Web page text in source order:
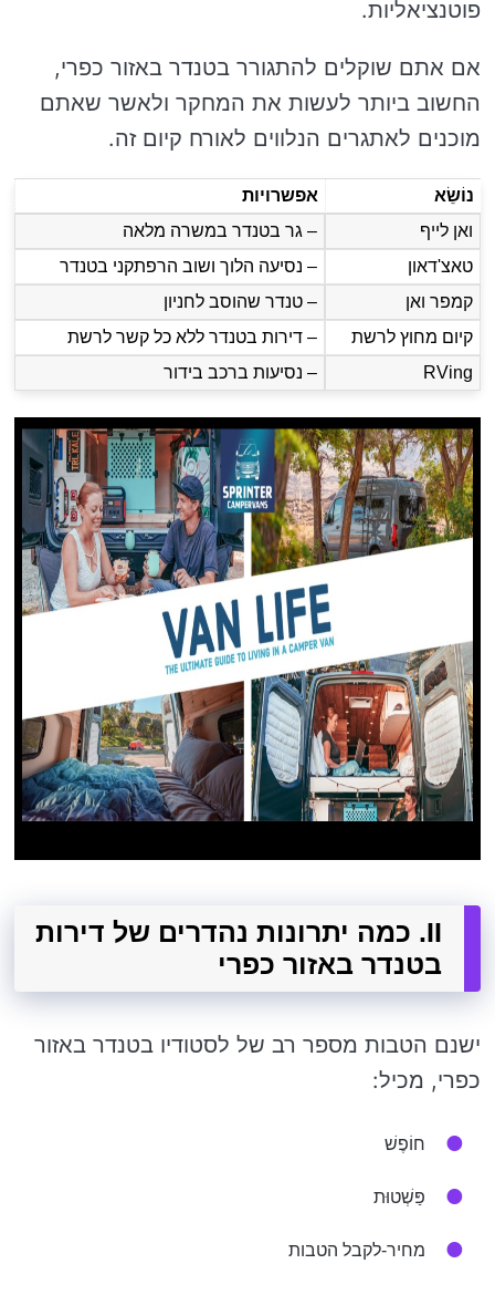
פוטנציאליות.
אם אתם שוקלים להתגורר בטנדר באזור כפרי,
החשוב ביותר לעשות את המחקר ולאשר שאתם
מוכנים לאתגרים הנלווים לאורח קיום זה.
נוֹשֵׂא
אפשרויות
ואן לייף
– גר בטנדר במשרה מלאה
טאצ'דאון
– נסיעה הלוך ושוב הרפתקני בטנדר
קמפר ואן
– טנדר שהוסב לחניון
קיום מחוץ לרשת
– דירות בטנדר ללא כל קשר לרשת
RVing
– נסיעות ברכב בידור
II. כמה יתרונות נהדרים של דירות
בטנדר באזור כפרי
ישנם הטבות מספר רב של לסטודיו בטנדר באזור
כפרי, מכיל:
חוֹפֶשׁ
פַּשְׁטוּת
מחיר-לקבל הטבות